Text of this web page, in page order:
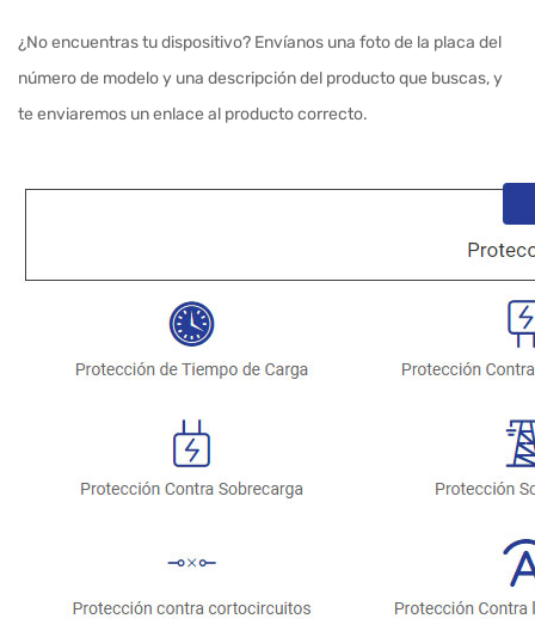
¿No encuentras tu dispositivo? Envíanos una foto de la placa del
número de modelo y una descripción del producto que buscas, y
te enviaremos un enlace al producto correcto.